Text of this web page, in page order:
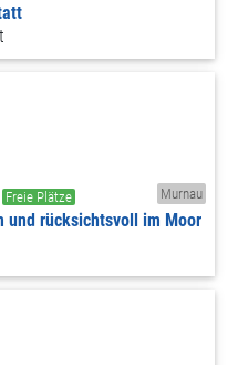
Freie Plätze Murnau
und rücksichtsvoll im Moor